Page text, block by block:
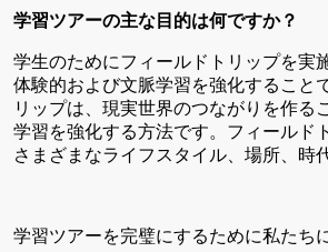
学習ツアーの主な目的は何ですか？
学生のためにフィールドトリップを実
体験的および文脈学習を強化すること
リップは、現実世界のつながりを作る
学習を強化する方法です。フィールド
さまざまなライフスタイル、場所、時
学習ツアーを完璧にするために私たち